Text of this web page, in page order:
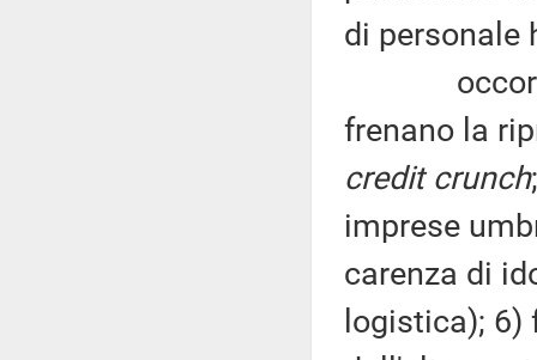
di personale
occorre,
frenano la
credit crunch
imprese
carenza di
logistica);